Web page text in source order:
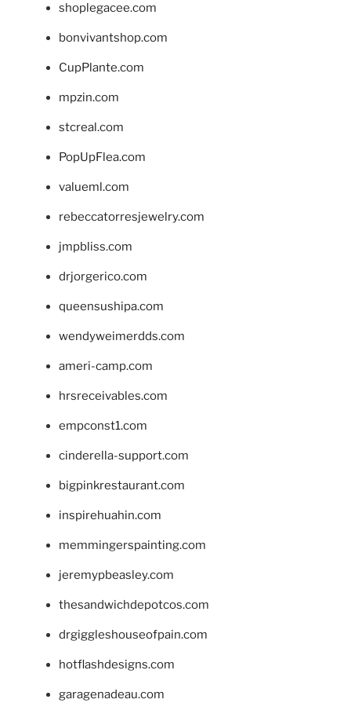
shoplegacee.com
bonvivantshop.com
CupPlante.com
mpzin.com
stcreal.com
PopUpFlea.com
valueml.com
rebeccatorresjewelry.com
jmpbliss.com
drjorgerico.com
queensushipa.com
wendyweimerdds.com
ameri-camp.com
hrsreceivables.com
empconst1.com
cinderella-support.com
bigpinkrestaurant.com
inspirehuahin.com
memmingerspainting.com
jeremypbeasley.com
thesandwichdepotcos.com
drgiggleshouseofpain.com
hotflashdesigns.com
garagenadeau.com